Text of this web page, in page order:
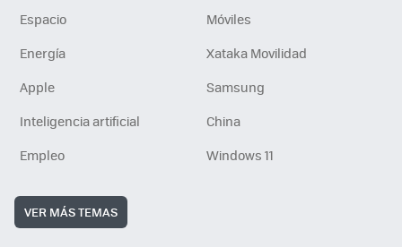
Espacio
Móviles
Energía
Xataka Movilidad
Apple
Samsung
Inteligencia artificial
China
Empleo
Windows 11
VER MÁS TEMAS